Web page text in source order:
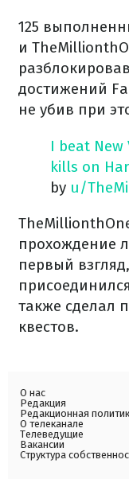
125
и
достижений
не убив при
I beat New
kills on
by u/
прохождение
первый
также сделал
квестов.
О нас
Редакция
Редакционная
О телеканале
Телеведущие
Вакансии
Структура